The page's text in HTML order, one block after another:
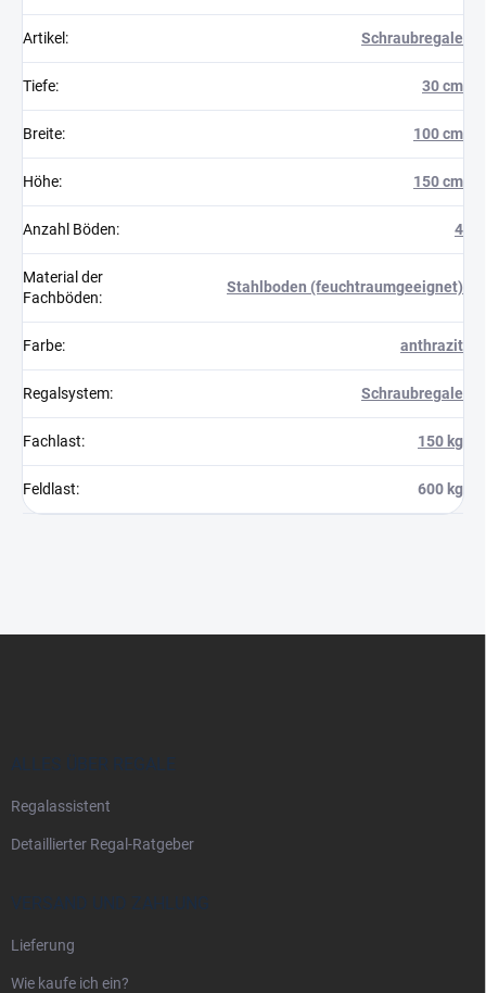
Artikel : Schraubregale
Tiefe: 30 cm
Breite: 100 cm
Höhe: 150 cm
Anzahl Böden: 4
Material der
Fachböden:
Stahlboden (feuchtraumgeeignet)
Farbe: anthrazit
Regalsystem: Schraubregale
Fachlast: 150 kg
Feldlast: 600 kg
ALLES ÜBER REGALE
Regalassistent
Detaillierter Regal-Ratgeber
VERSAND UND ZAHLUNG
Lieferung
Wie kaufe ich ein?